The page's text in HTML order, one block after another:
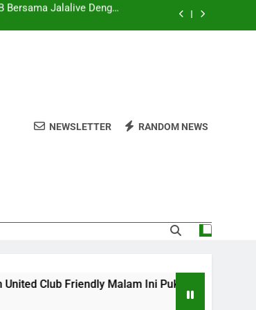
di Jalalive Menjadi Sajian
02.00 WIB Membawa
Eropa Yang Dinantikan
Jalalive Dengan
Modern dan Menghibur
Jalalive Menjadi Sajian
Berita Terbaru Duel
Dari Inggris Dan Jerman
NEWSLETTER RANDOM NEWS
Malam Ini Pukul 22.00 WIB Bersama Jalalive